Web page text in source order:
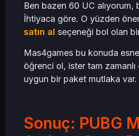
Ben bazen 60 UC alıyorum,
İhtiyaca göre. O yüzden
satın al seçeneği bol olan
Mas4games bu konuda
öğrenci ol, ister tam
uygun bir paket mutlaka var.
Sonuç: PUBG